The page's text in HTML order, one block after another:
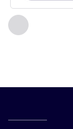
上一个 - 我
第 1页，共